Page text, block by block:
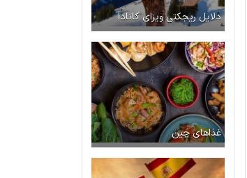
دلایل ریجکتی ویزای کانادا
غذاهای چین